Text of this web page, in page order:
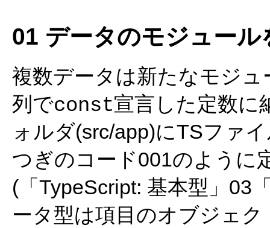
01 データのモジュール
複数データは新たなモジ
列でconst宣言した定数に
ォルダ(src/app)にTSファ
つぎのコード001のように
(「TypeScript: 基本型」03
ータ型は項目のオブジェ